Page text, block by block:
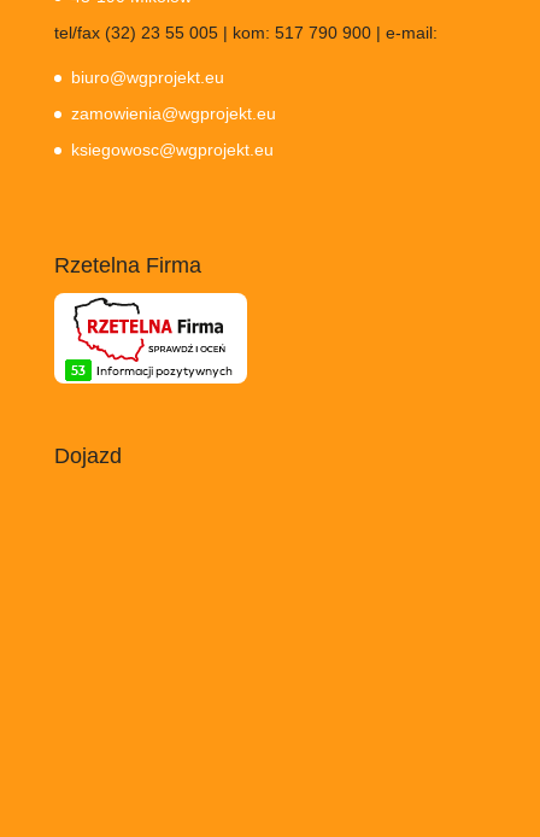
tel/fax (32) 23 55 005 | kom: 517 790 900 | e-mail:
biuro@wgprojekt.eu
zamowienia@wgprojekt.eu
ksiegowosc@wgprojekt.eu
Rzetelna Firma
Dojazd